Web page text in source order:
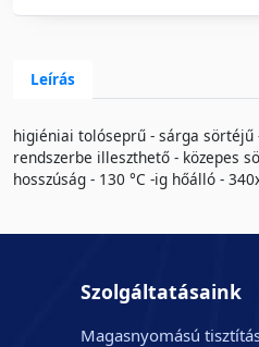
Leírás
higiéniai tolóseprű - sárga sörtéjű
rendszerbe illeszthető - közepes
hosszúság - 130 °C -ig hőálló -
Szolgáltatásaink
Magasnyomású